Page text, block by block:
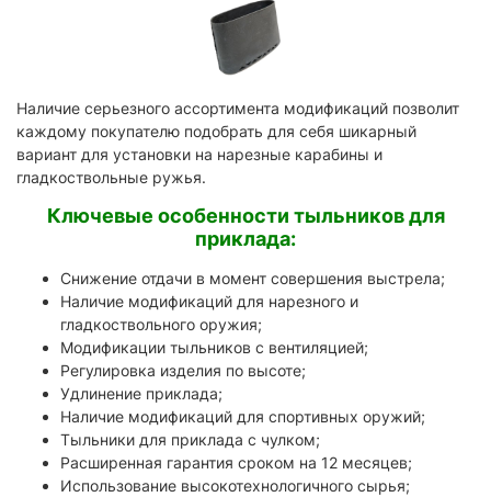
Наличие серьезного ассортимента модификаций позволит
каждому покупателю подобрать для себя шикарный
вариант для установки на нарезные карабины и
гладкоствольные ружья.
Ключевые особенности тыльников для
приклада:
Снижение отдачи в момент совершения выстрела;
Наличие модификаций для нарезного и
гладкоствольного оружия;
Модификации тыльников с вентиляцией;
Регулировка изделия по высоте;
Удлинение приклада;
Наличие модификаций для спортивных оружий;
Тыльники для приклада с чулком;
Расширенная гарантия сроком на 12 месяцев;
Использование высокотехнологичного сырья;